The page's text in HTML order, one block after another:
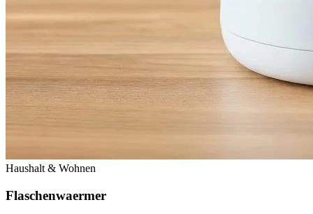
Haushalt & Wohnen
Flaschenwaermer